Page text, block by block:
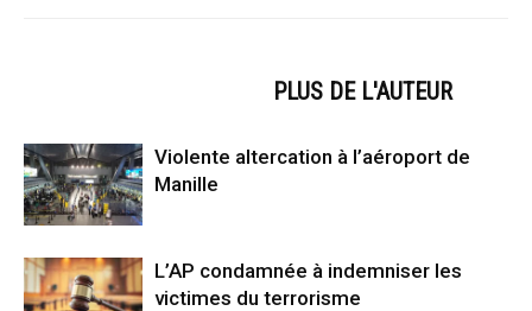
PLUS DE L'AUTEUR
Violente altercation à l’aéroport de
Manille
L’AP condamnée à indemniser les
victimes du terrorisme